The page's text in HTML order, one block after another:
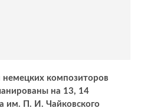
немецких композиторов
на 13, 14
им. П. И. Чайковского